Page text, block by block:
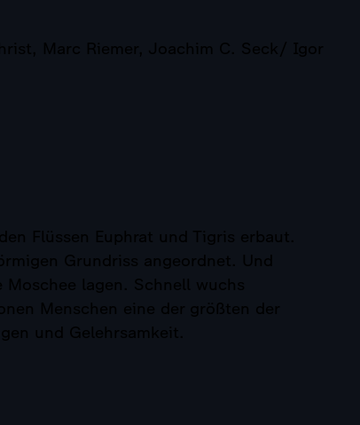
Marc Riemer, Joachim C. Seck/ Igor
Flüssen Euphrat und Tigris erbaut.
Grundriss angeordnet. Und
lagen. Schnell wuchs
Menschen eine der größten der
und Gelehrsamkeit.